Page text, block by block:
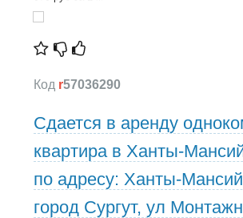
Код r57036290
Сдается в аренду
квартира в Ханты-
по адресу: Ханты-
город Сургут, ул